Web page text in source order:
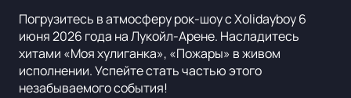
Погрузитесь в атмосферу рок-шоу с Xolidayboy 6
июня 2026 года на Лукойл-Арене. Насладитесь
хитами «Моя хулиганка», «Пожары» в живом
исполнении. Успейте стать частью этого
незабываемого события!